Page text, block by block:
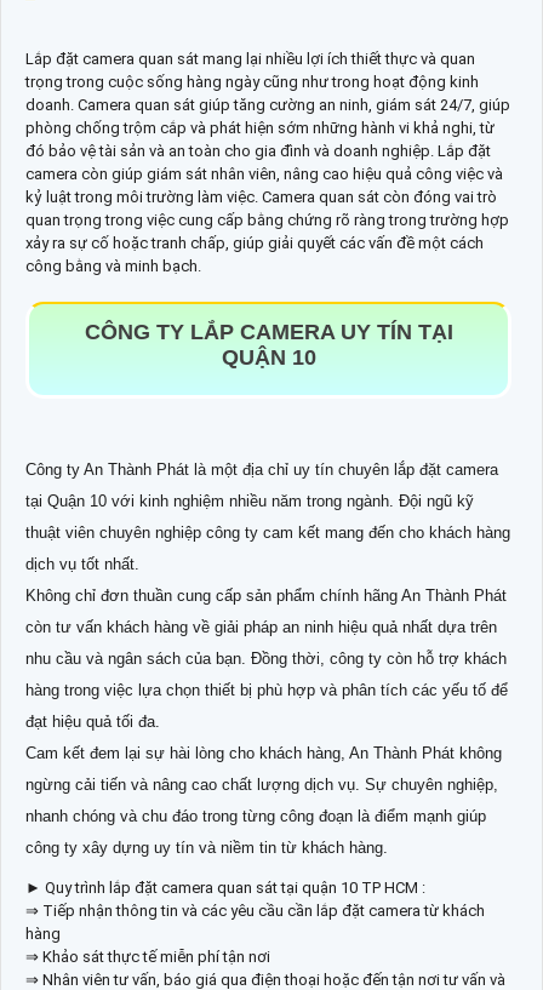
Lắp đặt camera quan sát mang lại nhiều lợi ích thiết thực và quan
trọng trong cuộc sống hàng ngày cũng như trong hoạt động kinh
doanh. Camera quan sát giúp tăng cường an ninh, giám sát 24/7, giúp
phòng chống trộm cắp và phát hiện sớm những hành vi khả nghi, từ
đó bảo vệ tài sản và an toàn cho gia đình và doanh nghiệp. Lắp đặt
camera còn giúp giám sát nhân viên, nâng cao hiệu quả công việc và
kỷ luật trong môi trường làm việc. Camera quan sát còn đóng vai trò
quan trọng trong việc cung cấp bằng chứng rõ ràng trong trường hợp
xảy ra sự cố hoặc tranh chấp, giúp giải quyết các vấn đề một cách
công bằng và minh bạch.
CÔNG TY LẮP CAMERA UY TÍN TẠI
QUẬN 10
Công ty An Thành Phát là một địa chỉ uy tín chuyên lắp đặt camera
tại Quận 10 với kinh nghiệm nhiều năm trong ngành. Đội ngũ kỹ
thuật viên chuyên nghiệp công ty cam kết mang đến cho khách hàng
dịch vụ tốt nhất.
Không chỉ đơn thuần cung cấp sản phẩm chính hãng An Thành Phát
còn tư vấn khách hàng về giải pháp an ninh hiệu quả nhất dựa trên
nhu cầu và ngân sách của bạn. Đồng thời, công ty còn hỗ trợ khách
hàng trong việc lựa chọn thiết bị phù hợp và phân tích các yếu tố để
đạt hiệu quả tối đa.
Cam kết đem lại sự hài lòng cho khách hàng, An Thành Phát không
ngừng cải tiến và nâng cao chất lượng dịch vụ. Sự chuyên nghiệp,
nhanh chóng và chu đáo trong từng công đoạn là điểm mạnh giúp
công ty xây dựng uy tín và niềm tin từ khách hàng.
► Quy trình lắp đặt camera quan sát tại quận 10 TP HCM :
⇒ Tiếp nhận thông tin và các yêu cầu cần lắp đặt camera từ khách
hàng
⇒ Khảo sát thực tế miễn phí tận nơi
⇒ Nhân viên tư vấn, báo giá qua điện thoại hoặc đến tận nơi tư vấn và